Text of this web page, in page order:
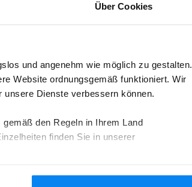
Über Cookies
und angenehm wie möglich zu gestalten.
Website ordnungsgemäß funktioniert. Wir
Dienste verbessern können.
den Regeln in Ihrem Land
finden Sie in unserer
ansehen